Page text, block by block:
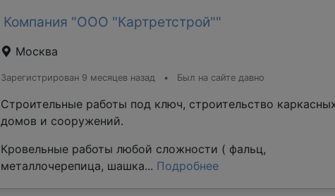
Компания "ООО "Картретстрой""
Москва
Зарегистрирован 9 месяцев назад • Был на сайте давно
Строительные работы под ключ, строительство
домов и сооружений.
Кровельные работы любой сложности ( фальц,
металлочерепица, шашка... Подробнее